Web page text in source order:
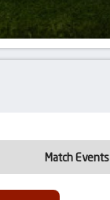
Match Events